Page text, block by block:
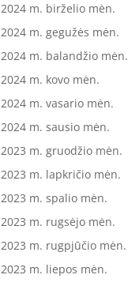
2024 m. birželio mėn.
2024 m. gegužės mėn.
2024 m. balandžio mėn.
2024 m. kovo mėn.
2024 m. vasario mėn.
2024 m. sausio mėn.
2023 m. gruodžio mėn.
2023 m. lapkričio mėn.
2023 m. spalio mėn.
2023 m. rugsėjo mėn.
2023 m. rugpjūčio mėn.
2023 m. liepos mėn.